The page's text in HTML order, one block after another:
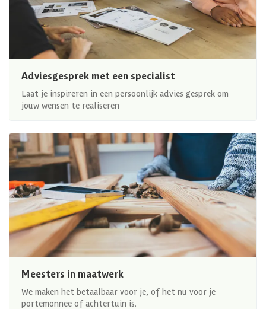
Adviesgesprek met een specialist
Laat je inspireren in een persoonlijk advies gesprek om
jouw wensen te realiseren
Meesters in maatwerk
We maken het betaalbaar voor je, of het nu voor je
portemonnee of achtertuin is.